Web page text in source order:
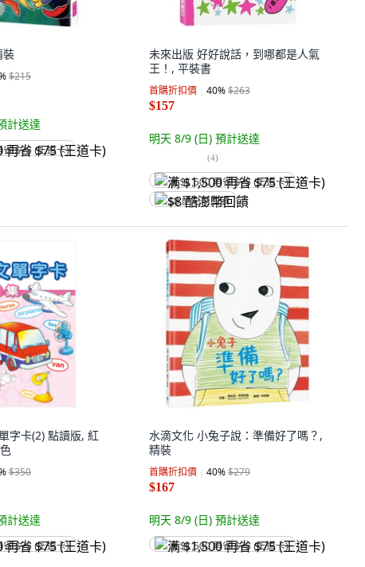
裝
$215
計送達
省 $75 (王道卡)
未來出版 好好說話，到哪都是人氣
王！, 平裝書
首購折扣價 40%$263
$157
明天 8/9 (日) 預計送達
(4)
满 $1,500 再省 $75 (王道卡)
$8 酷澎幣回饋
字卡(2) 點讀版, 紅
$350
計送達
省 $75 (王道卡)
水滴文化 小兔子說：準備好了嗎？,
精裝
首購折扣價 40%$279
$167
明天 8/9 (日) 預計送達
满 $1,500 再省 $75 (王道卡)